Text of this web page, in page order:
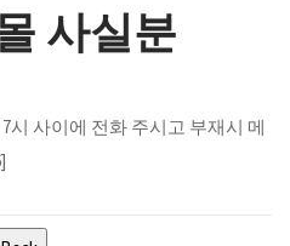
사실분
시 사이에 전화 주시고 부재시 메